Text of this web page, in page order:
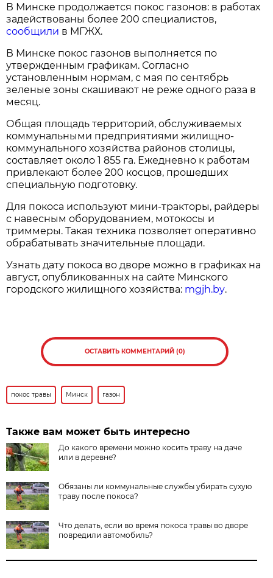
В Минске продолжается покос газонов: в работах
задействованы более 200 специалистов,
сообщили в МГЖХ.
В Минске покос газонов выполняется по
утвержденным графикам. Согласно
установленным нормам, с мая по сентябрь
зеленые зоны скашивают не реже одного раза в
месяц.
Общая площадь территорий, обслуживаемых
коммунальными предприятиями жилищно-
коммунального хозяйства районов столицы,
составляет около 1 855 га. Ежедневно к работам
привлекают более 200 косцов, прошедших
специальную подготовку.
Для покоса используют мини-тракторы, райдеры
с навесным оборудованием, мотокосы и
триммеры. Такая техника позволяет оперативно
обрабатывать значительные площади.
Узнать дату покоса во дворе можно в графиках на
август, опубликованных на сайте Минского
городского жилищного хозяйства: mgjh.by.
ОСТАВИТЬ КОММЕНТАРИЙ (0)
покос травы Минск газон
Также вам может быть интересно
До какого времени можно косить траву на даче
или в деревне?
Обязаны ли коммунальные службы убирать сухую
траву после покоса?
Что делать, если во время покоса травы во дворе
повредили автомобиль?